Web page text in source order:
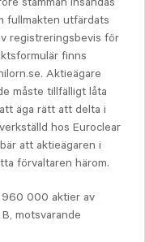
fullmakten utfärdats
registreringsbevis för
finns
Aktieägare
måste tillfälligt låta
äga rätt att delta i
hos Euroclear
att aktieägaren i
förvaltaren härom.
960 000 aktier av
motsvarande